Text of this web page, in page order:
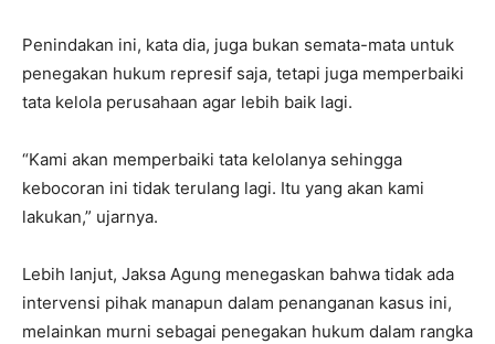
Penindakan ini, kata dia, juga bukan semata-mata untuk
penegakan hukum represif saja, tetapi juga memperbaiki
tata kelola perusahaan agar lebih baik lagi.
“Kami akan memperbaiki tata kelolanya sehingga
kebocoran ini tidak terulang lagi. Itu yang akan kami
lakukan,” ujarnya.
Lebih lanjut, Jaksa Agung menegaskan bahwa tidak ada
intervensi pihak manapun dalam penanganan kasus ini,
melainkan murni sebagai penegakan hukum dalam rangka